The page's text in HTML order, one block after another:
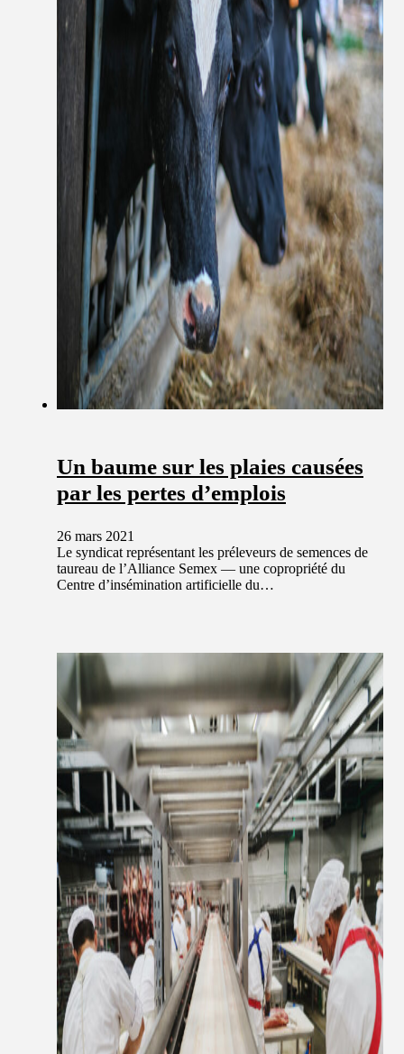
Un baume sur les plaies causées
par les pertes d’emplois
26 mars 2021
Le syndicat représentant les préleveurs de semences de
taureau de l’Alliance Semex — une copropriété du
Centre d’insémination artificielle du…